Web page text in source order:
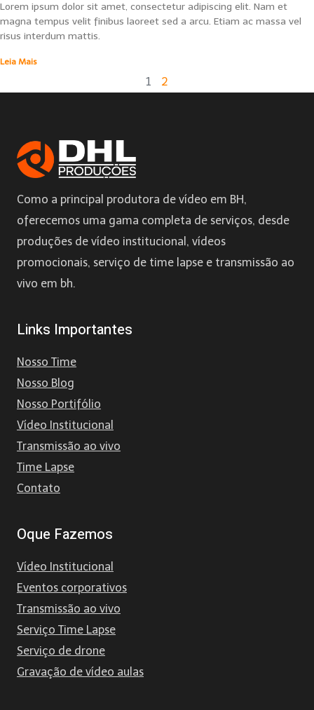
Lorem ipsum dolor sit amet, consectetur adipiscing elit. Nam et
magna tempus velit finibus laoreet sed a arcu. Etiam ac massa vel
risus interdum mattis.
Leia Mais
1 2
Como a principal produtora de vídeo em BH,
oferecemos uma gama completa de serviços, desde
produções de vídeo institucional, vídeos
promocionais, serviço de time lapse e transmissão ao
vivo em bh.
Links Importantes
Nosso Time
Nosso Blog
Nosso Portifólio
Vídeo Institucional
Transmissão ao vivo
Time Lapse
Contato
Oque Fazemos
Vídeo Institucional
Eventos corporativos
Transmissão ao vivo
Serviço Time Lapse
Serviço de drone
Gravação de vídeo aulas